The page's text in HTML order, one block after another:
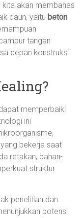
kita akan membahas
daun, yaitu beton
tangan
depan konstruksi
memperbaiki
ini
bekerja saat
retakan, bahan-
struktur
penelitian dan
potensi